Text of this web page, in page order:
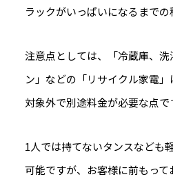
ラックがいっぱいになるまでの
注意点としては、「冷蔵庫、
ン」などの「リサイクル家電
対象外で別途料金が必要な点で
1人では持てないタンスなども
可能ですが、お客様に前もっ